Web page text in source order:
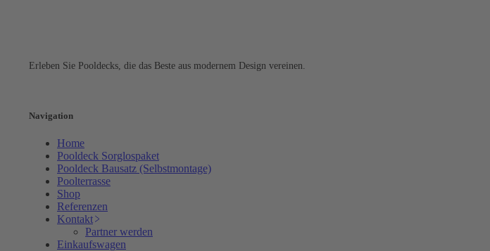
Erleben Sie Pooldecks, die das Beste aus modernem Design vereinen.
Navigation
Home
Pooldeck Sorglospaket
Pooldeck Bausatz (Selbstmontage)
Poolterrasse
Shop
Referenzen
Kontakt
Partner werden
Einkaufswagen